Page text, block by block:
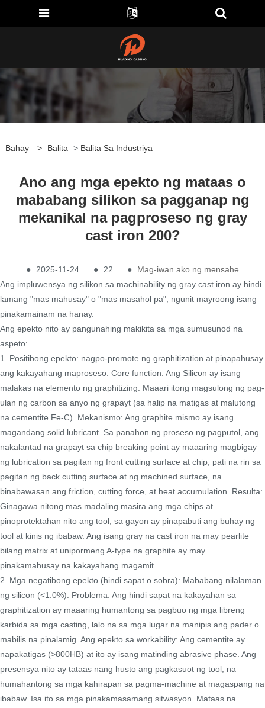
Bahay > Balita > Balita Sa Industriya
Ano ang mga epekto ng mataas o
mababang silikon sa pagganap ng
mekanikal na pagproseso ng gray
cast iron 200?
● 2025-11-24 ● 22 ●
Mag-iwan ako ng mensahe
Ang impluwensya ng silikon sa machinability ng gray cast iron ay hindi
lamang "mas mahusay" o "mas masahol pa", ngunit mayroong isang
pinakamainam na hanay.
Ang epekto nito ay pangunahing makikita sa mga sumusunod na
aspeto:
1. Positibong epekto: nagpo-promote ng graphitization at pinapahusay
ang kakayahang maproseso. Core function: Ang Silicon ay isang
malakas na elemento ng graphitizing. Maaari itong magsulong ng pag-
ulan ng carbon sa anyo ng grapayt (sa halip na matigas at malutong
na cementite Fe-C). Mekanismo: Ang graphite mismo ay isang
magandang solid lubricant. Sa panahon ng proseso ng pagputol, ang
nakalantad na grapayt sa chip breaking point ay maaaring magbigay
ng lubrication sa pagitan ng front cutting surface at chip, pati na rin sa
pagitan ng back cutting surface at ng machined surface, na
binabawasan ang friction, cutting force, at heat accumulation. Resulta:
Ginagawa nitong mas madaling masira ang mga chips at
pinoprotektahan nito ang tool, sa gayon ay pinapabuti ang buhay ng
tool at kinis ng ibabaw. Ang isang gray na cast iron na may pearlite
bilang matrix at unipormeng A-type na graphite ay may
pinakamahusay na kakayahang magamit.
2. Mga negatibong epekto (hindi sapat o sobra): Mababang nilalaman
ng silicon (<1.0%): Problema: Ang hindi sapat na kakayahan sa
graphitization ay maaaring humantong sa pagbuo ng mga libreng
karbida sa mga casting, lalo na sa mga lugar na manipis ang pader o
mabilis na pinalamig. Ang epekto sa workability: Ang cementite ay
napakatigas (>800HB) at ito ay isang matinding abrasive phase. Ang
presensya nito ay tataas nang husto ang pagkasuot ng tool, na
humahantong sa mga kahirapan sa pagma-machine at magaspang na
ibabaw. Isa ito sa mga pinakamasamang sitwasyon. Mataas na